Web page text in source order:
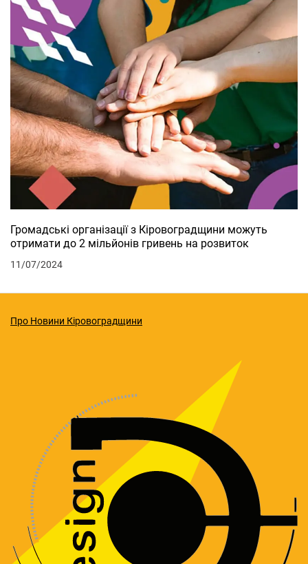
Громадські організації з Кіровоградщини можуть
отримати до 2 мільйонів гривень на розвиток
11/07/2024
Про Новини Кіровоградщини